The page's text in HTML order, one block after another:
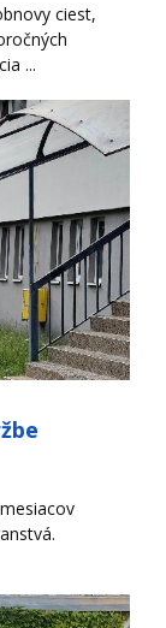
ciest,
...